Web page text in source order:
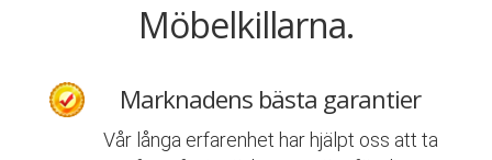
Möbelkillarna.
Marknadens bästa garantier
Vår långa erfarenhet har hjälpt oss att ta